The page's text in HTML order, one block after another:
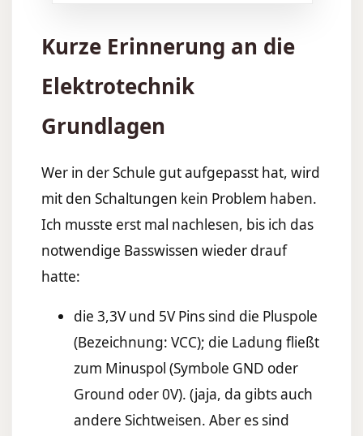
Kurze Erinnerung an die
Elektrotechnik
Grundlagen
Wer in der Schule gut aufgepasst hat, wird
mit den Schaltungen kein Problem haben.
Ich musste erst mal nachlesen, bis ich das
notwendige Basswissen wieder drauf
hatte:
die 3,3V und 5V Pins sind die Pluspole
(Bezeichnung: VCC); die Ladung fließt
zum Minuspol (Symbole GND oder
Ground oder 0V). (jaja, da gibts auch
andere Sichtweisen. Aber es sind